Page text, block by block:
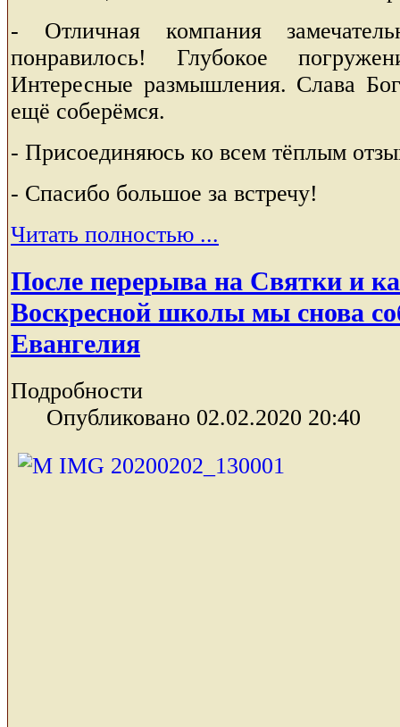
- Отличная компания
понравилось! Глубокое
Интересные размышления. Слава
ещё соберёмся.
- Присоединяюсь ко всем тёплым
- Спасибо большое за встречу!
Читать полностью ...
После перерыва на Святки и
Воскресной школы мы снова
Евангелия
Подробности
Опубликовано 02.02.2020 20:40